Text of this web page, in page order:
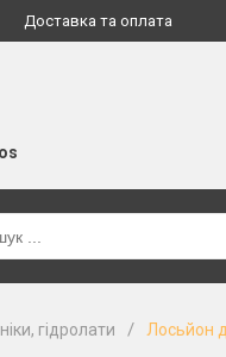
Доставка та оплата
гідролати / Лосьйон